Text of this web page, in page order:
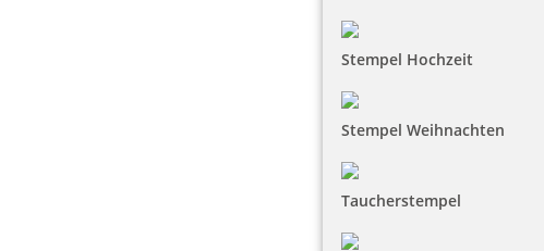
Stempel Hochzeit
Stempel Weihnachten
Taucherstempel